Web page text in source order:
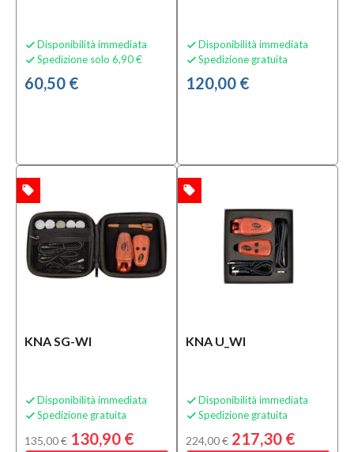
 Disponibilità immediata
 Spedizione solo 6,90 €
60,50 €
 Disponibilità immediata
 Spedizione gratuita
120,00 €
KNA SG-WI
 Disponibilità immediata
 Spedizione gratuita
135,00 € 130,90 €
local_offer
KNA U_WI
 Disponibilità immediata
 Spedizione gratuita
224,00 € 217,30 €
local_offer